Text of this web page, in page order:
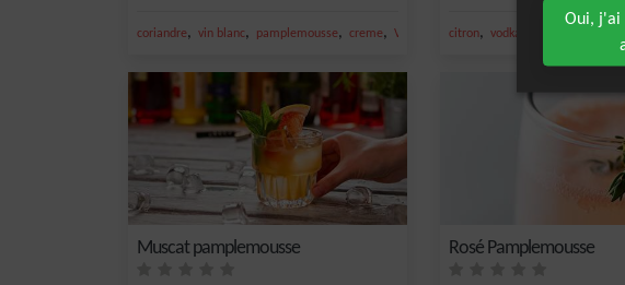
coriandre, vin blanc, pamplemousse, creme, Vin citron, vodka
Muscat pamplemousse Rosé Pamplemousse
Oui, j'ai